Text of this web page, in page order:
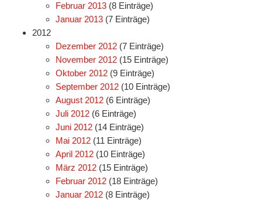
Februar 2013 (8 Einträge)
Januar 2013 (7 Einträge)
2012
Dezember 2012 (7 Einträge)
November 2012 (15 Einträge)
Oktober 2012 (9 Einträge)
September 2012 (10 Einträge)
August 2012 (6 Einträge)
Juli 2012 (6 Einträge)
Juni 2012 (14 Einträge)
Mai 2012 (11 Einträge)
April 2012 (10 Einträge)
März 2012 (15 Einträge)
Februar 2012 (18 Einträge)
Januar 2012 (8 Einträge)